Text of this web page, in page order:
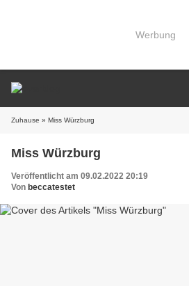
Werbung
Zuhause » Miss Würzburg
Miss Würzburg
Veröffentlicht am 09.02.2022 20:19
Von beccatestet